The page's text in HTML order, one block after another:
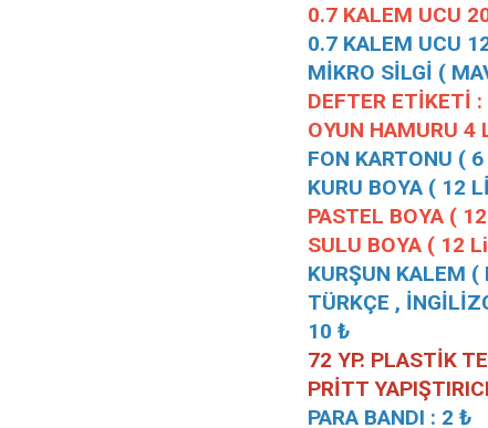
0.7 KALEM UCU
0.7 KALEM UCU
MİKRO SİLGİ (
DEFTER ETİKETİ
OYUN HAMURU 4
FON KARTONU (
KURU BOYA ( 12
PASTEL BOYA (
SULU BOYA ( 12
KURŞUN KALEM (
TÜRKÇE ,
10 ₺
72 YP. PLASTİK
PRİTT
PARA BANDI : 2 ₺